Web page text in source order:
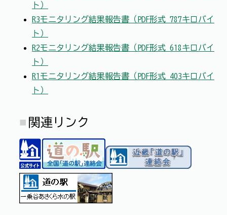
ト）
R3モニタリング結果報告書（PDF形式 787キロバイ
ト）
R2モニタリング結果報告書（PDF形式 618キロバイ
ト）
R1モニタリング結果報告書（PDF形式 403キロバイ
ト）
関連リンク